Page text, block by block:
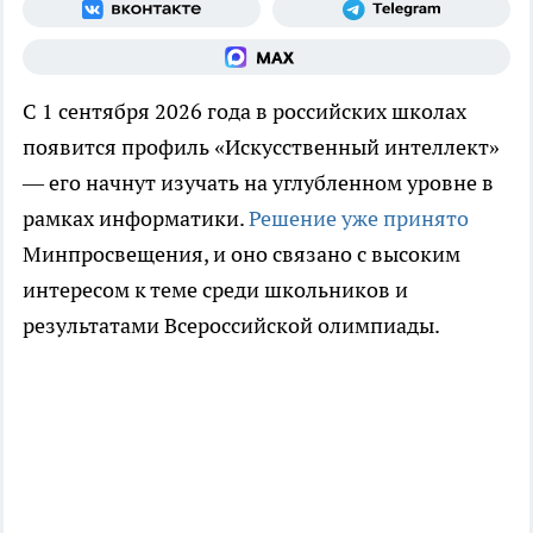
С 1 сентября 2026 года в российских школах
появится профиль «Искусственный интеллект»
— его начнут изучать на углубленном уровне в
рамках информатики.Решение уже принято
Минпросвещения, и оно связано с высоким
интересом к теме среди школьников и
результатами Всероссийской олимпиады.